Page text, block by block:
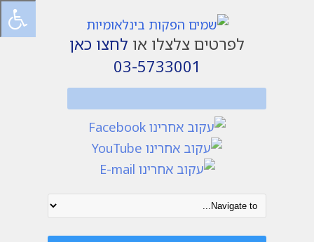
לפרטים צלצלו או לחצו כאן
03-5733001